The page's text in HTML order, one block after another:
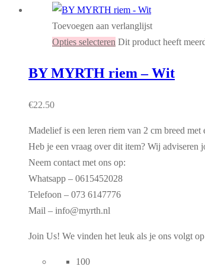
Toevoegen aan verlanglijst
Opties selecteren Dit product heeft
BY MYRTH riem – Wit
€22.50
Madelief is een leren riem van 2 cm breed met
Heb je een vraag over dit item? Wij adviseren
Neem contact met ons op:
Whatsapp – 0615452028
Telefoon – 073 6147776
Mail – info@myrth.nl
Join Us! We vinden het leuk als je ons volgt
100